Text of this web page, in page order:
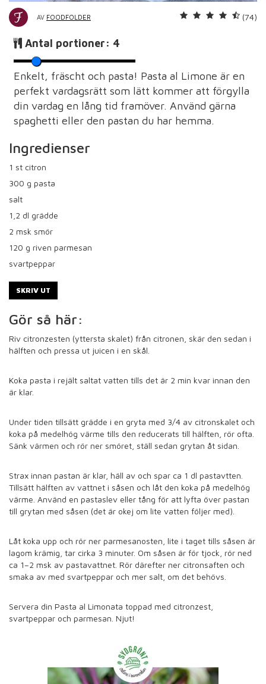
AV FOODFOLDER (74)
Antal portioner: 4
Enkelt, fräscht och pasta! Pasta al Limone är en
perfekt vardagsrätt som lätt kommer att förgylla
din vardag en lång tid framöver. Använd gärna
spaghetti eller den pastan du har hemma.
Ingredienser
1 st citron
300 g pasta
salt
1,2 dl grädde
2 msk smör
120 g riven parmesan
svartpeppar
SKRIV UT
Gör så här:
Riv citronzesten (yttersta skalet) från citronen, skär den sedan i
hälften och pressa ut juicen i en skål.
Koka pasta i rejält saltat vatten tills det är 2 min kvar innan den
är klar.
Under tiden tillsätt grädde i en gryta med 3/4 av citronskalet och
koka på medelhög värme tills den reducerats till hälften, rör ofta.
Sänk värmen och rör ner smöret, ställ sedan grytan åt sidan.
Strax innan pastan är klar, häll av och spar ca 1 dl pastavtten.
Tillsätt hälften av vattnet i såsen och låt den koka på medelhög
värme. Använd en pastaslev eller tång för att lyfta över pastan
till grytan med såsen (det är okej om lite vatten följer med).
Låt koka upp och rör ner parmesanosten, lite i taget tills såsen är
lagom krämig, tar cirka 3 minuter. Om såsen är för tjock, rör ned
ca 1–2 msk av pastavattnet. Rör därefter ner citronsaften och
smaka av med svartpeppar och mer salt, om det behövs.
Servera din Pasta al Limonata toppad med citronzest,
svartpeppar och parmesan. Njut!